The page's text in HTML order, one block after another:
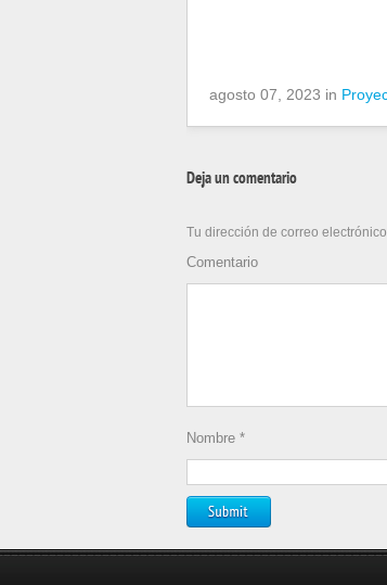
agosto 07, 2023 in
Deja un comentario
Tu dirección de correo
Comentario
Nombre *